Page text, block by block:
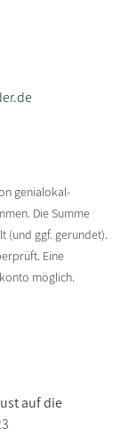
genialokal-
Die Summe
(und ggf. gerundet).
Eine
möglich.
auf die